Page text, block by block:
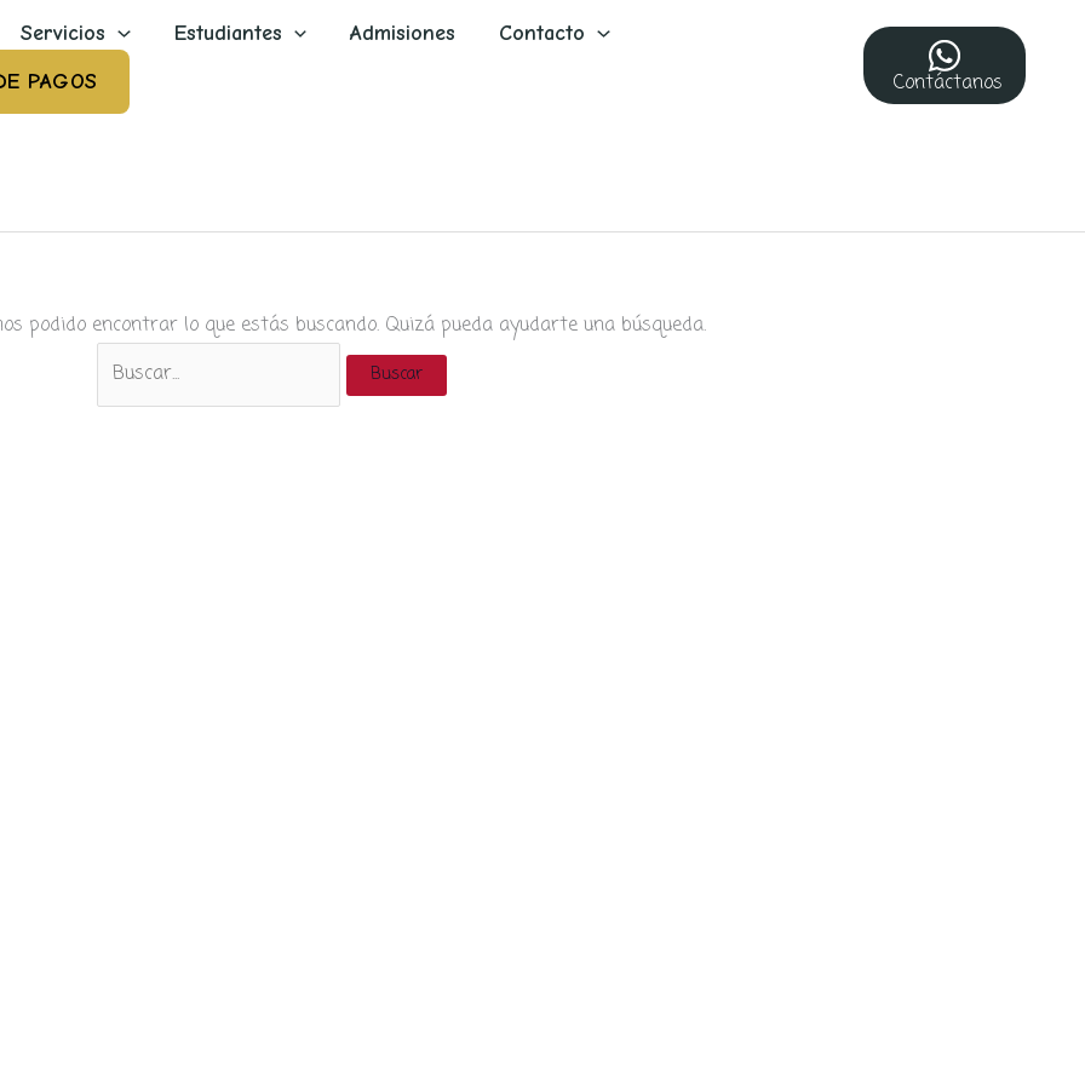
Servicios Estudiantes Admisiones
Contacto
PAGOS
Contáctanos
podido encontrar lo que estás buscando. Quizá pueda ayudarte una búsqueda.
Buscar